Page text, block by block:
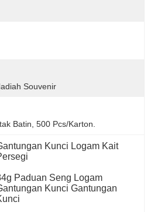
Souvenir
Batin, 500 Pcs/karton.
Kunci Logam Kait
Paduan Seng Logam
Kunci Gantungan